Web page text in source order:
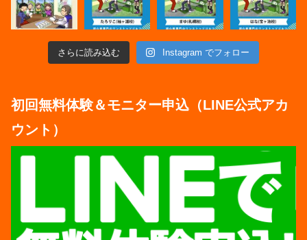
さらに読み込む Instagram でフォロー
初回無料体験＆モニター申込（LINE公式アカ
ウント）